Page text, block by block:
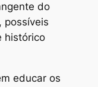
do
possíveis
histórico
educar os